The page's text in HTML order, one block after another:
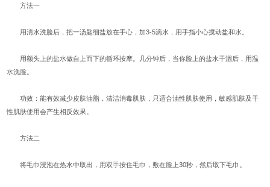
方法一
用清水洗脸后，把一汤匙细盐放在手心，加3-5滴水，用手指小心搅动盐和水。
用额头上的盐水做自上而下的循环按摩。几分钟后，当你脸上的盐水干涸后，用温
水洗脸。
功效：能有效减少皮肤油脂，清洁消毒肌肤，只适合油性肌肤使用，敏感肌肤及干
性肌肤使用会产生相反效果。
方法二
将毛巾浸泡在热水中取出，用双手按住毛巾，敷在脸上30秒，然后取下毛巾。